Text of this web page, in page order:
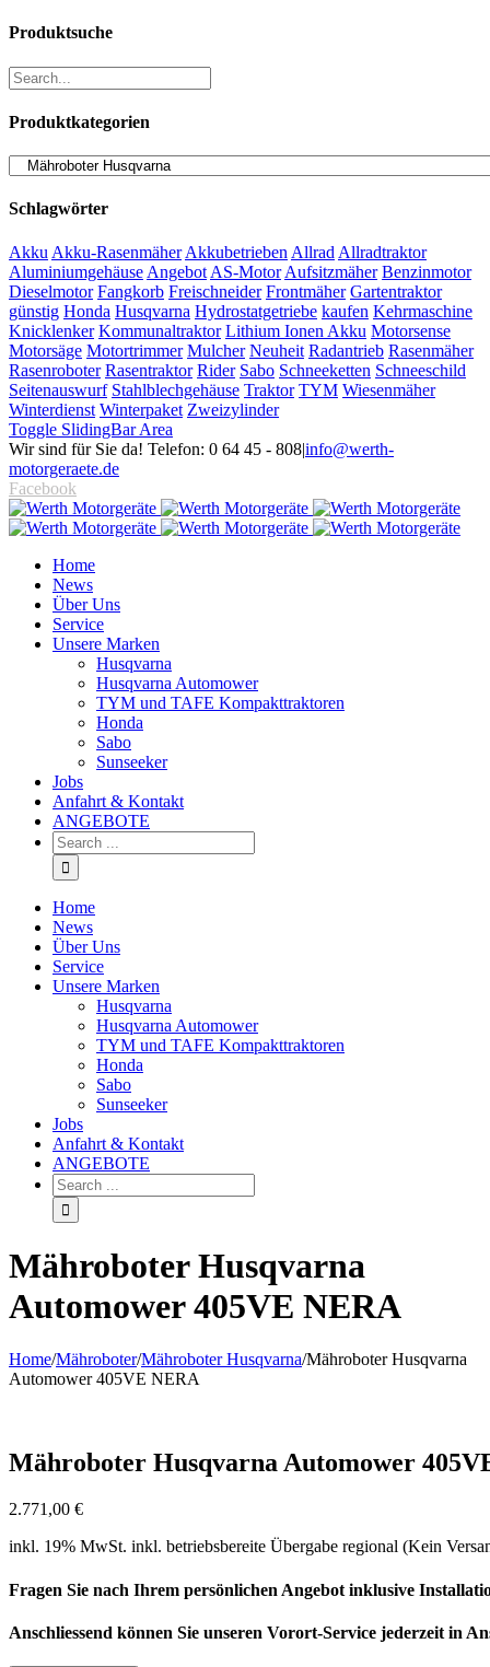
Produktsuche
Produktkategorien
Schlagwörter
Akku Akku-Rasenmäher Akkubetrieben Allrad Allradtraktor
Aluminiumgehäuse Angebot AS-Motor Aufsitzmäher Benzinmotor
Dieselmotor Fangkorb Freischneider Frontmäher Gartentraktor
günstig Honda Husqvarna Hydrostatgetriebe kaufen Kehrmaschine
Knicklenker Kommunaltraktor Lithium Ionen Akku Motorsense
Motorsäge Motortrimmer Mulcher Neuheit Radantrieb Rasenmäher
Rasenroboter Rasentraktor Rider Sabo Schneeketten Schneeschild
Seitenauswurf Stahlblechgehäuse Traktor TYM Wiesenmäher
Winterdienst Winterpaket Zweizylinder
Toggle SlidingBar Area
Wir sind für Sie da! Telefon: 0 64 45 - 808|info@werth-
motorgeraete.de
Facebook
Home
News
Über Uns
Service
Unsere Marken
Husqvarna
Husqvarna Automower
TYM und TAFE Kompakttraktoren
Honda
Sabo
Sunseeker
Jobs
Anfahrt & Kontakt
ANGEBOTE
Home
News
Über Uns
Service
Unsere Marken
Husqvarna
Husqvarna Automower
TYM und TAFE Kompakttraktoren
Honda
Sabo
Sunseeker
Jobs
Anfahrt & Kontakt
ANGEBOTE
Mähroboter Husqvarna
Automower 405VE NERA
Home/Mähroboter/Mähroboter Husqvarna/Mähroboter Husqvarna
Automower 405VE NERA
Mähroboter Husqvarna Automower
2.771,00 €
inkl. 19% MwSt. inkl. betriebsbereite Übergabe regional (Kein
Fragen Sie nach Ihrem persönlichen Angebot inklusive
Anschliessend können Sie unseren Vorort-Service jederzeit in